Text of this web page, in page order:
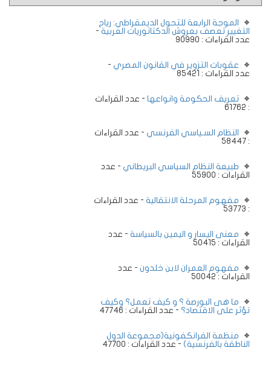
الموجة الرابعة للتحول الديمقراطي: رياح
التغيير تعصف بعروش الدكتاتوريات العربية -
عدد القراءات : 90990
عقوبات التزوير في القانون المصري -
عدد القراءات : 85421
تعريف الحكومة وانواعها - عدد القراءات
: 61762
النظام السـياسي الفرنسي - عدد القراءات
: 58447
طبيعة النظام السياسي البريطاني - عدد
القراءات : 55900
مفهوم المرحلة الانتقالية - عدد القراءات
: 53773
معنى اليسار و اليمين بالسياسة - عدد
القراءات : 50415
مفهوم العمران لابن خلدون - عدد
القراءات : 50042
ما هى البورصة ؟ و كيف تعمل؟ وكيف
تؤثر على الاقتصاد؟ - عدد القراءات : 47746
منظمة الفرانكفونية(مجموعة الدول
الناطقة بالفرنسية) - عدد القراءات : 47700